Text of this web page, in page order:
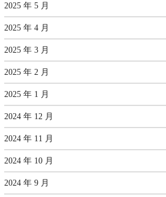
2025 年 5 月
2025 年 4 月
2025 年 3 月
2025 年 2 月
2025 年 1 月
2024 年 12 月
2024 年 11 月
2024 年 10 月
2024 年 9 月